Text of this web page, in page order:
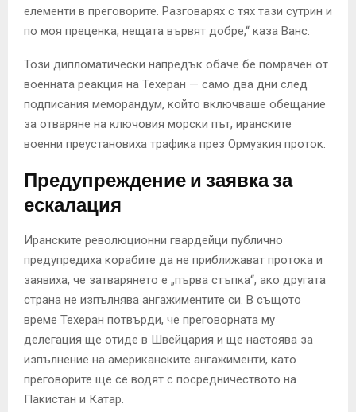
елементи в преговорите. Разговарях с тях тази сутрин и
по моя преценка, нещата вървят добре,“ каза Ванс.
Този дипломатически напредък обаче бе помрачен от
военната реакция на Техеран — само два дни след
подписания меморандум, който включваше обещание
за отваряне на ключовия морски път, иранските
военни преустановиха трафика през Ормузкия проток.
Предупреждение и заявка за
ескалация
Иранските революционни гвардейци публично
предупредиха корабите да не приближават протока и
заявиха, че затварянето е „първа стъпка“, ако другата
страна не изпълнява ангажиментите си. В същото
време Техеран потвърди, че преговорната му
делегация ще отиде в Швейцария и ще настоява за
изпълнение на американските ангажименти, като
преговорите ще се водят с посредничеството на
Пакистан и Катар.